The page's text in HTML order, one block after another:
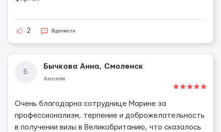
2 Відповісти
Б
Бычкова Анна, Смоленск
Анонім
Очень благодарна сотруднице Марине за
профессионализм, терпение и доброжелательность
в получении визы в Великобританию, что сказалось